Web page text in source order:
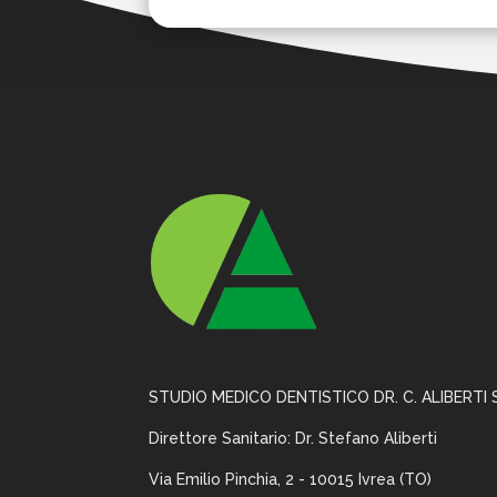
STUDIO MEDICO DENTISTICO DR. C. ALIBERTI
Direttore Sanitario: Dr. Stefano Aliberti
Via Emilio Pinchia, 2 -10015 Ivrea (TO)